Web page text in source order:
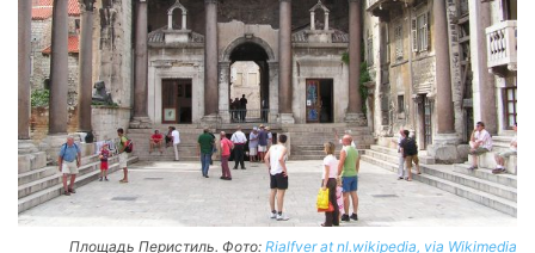
Площадь Перистиль. Фото: Rialfver at nl.wikipedia, via Wikimedia